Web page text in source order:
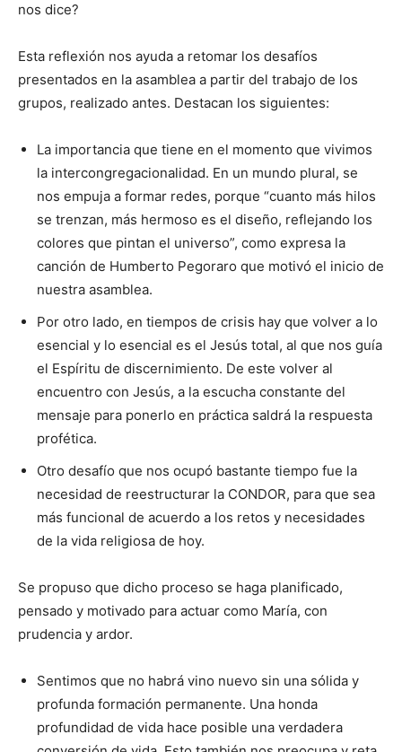
nos dice?
Esta reflexión nos ayuda a reto­mar los desafíos
presentados en la asamblea a partir del trabajo de los
grupos, realizado antes. Destacan los siguientes:
La importancia que tiene en el momento que vivimos
la intercongregacionalidad. En un mundo plural, se
nos empuja a formar redes, porque “cuanto más hilos
se trenzan, más hermoso es el diseño, reflejando los
colores que pintan el universo”, como expresa la
canción de Humberto Pegoraro que motivó el inicio de
nuestra asamblea.
Por otro lado, en tiempos de crisis hay que volver a lo
esencial y lo esencial es el Jesús total, al que nos guía
el Espíritu de discernimiento. De este volver al
encuentro con Jesús, a la escucha constante del
mensaje para ponerlo en práctica saldrá la respuesta
profética.
Otro desafío que nos ocupó bastante tiempo fue la
necesidad de re­estructurar la CONDOR, para que sea
más funcional de acuerdo a los retos y necesidades
de la vida religiosa de hoy.
Se propuso que dicho proceso se haga planificado,
pensado y motivado para actuar como María, con
prudencia y ardor.
Sentimos que no habrá vino nuevo sin una sólida y
profunda formación permanente. Una honda
profundidad de vida hace posible una verdadera